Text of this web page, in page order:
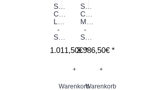
SEPHRA
CF19
Legend
-
1.011,50€ *
+
Warenkorb
SEPHRA
CF34
Montezuma
-
3.986,50€ *
+
Warenkorb